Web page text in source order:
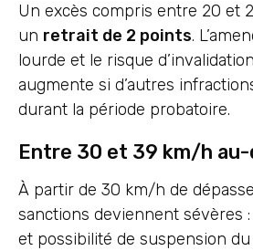
Un excès compris entre 20 et
un retrait de 2 points.
lourde et le risque
augmente si d’autres
durant la période probatoire.
Entre 30 et 39 km/h
À partir de 30 km/h de
sanctions deviennent sévères
et possibilité de suspension du